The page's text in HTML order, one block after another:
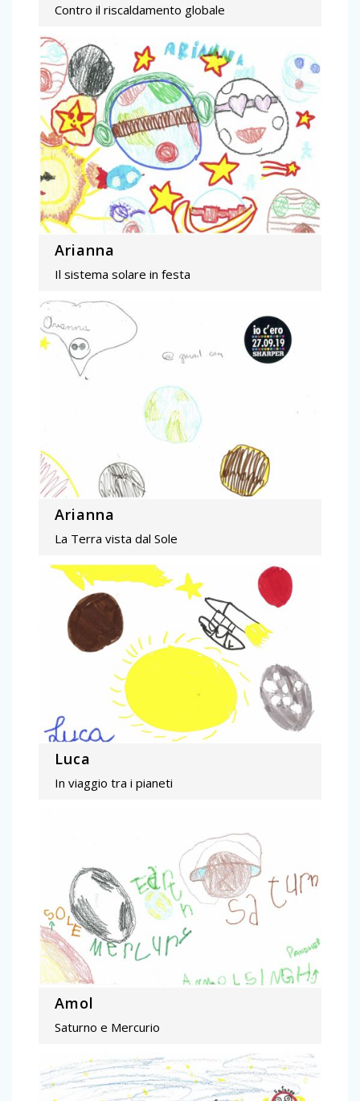
Contro il riscaldamento globale
Arianna
Il sistema solare in festa
Arianna
La Terra vista dal Sole
Luca
In viaggio tra i pianeti
Amol
Saturno e Mercurio